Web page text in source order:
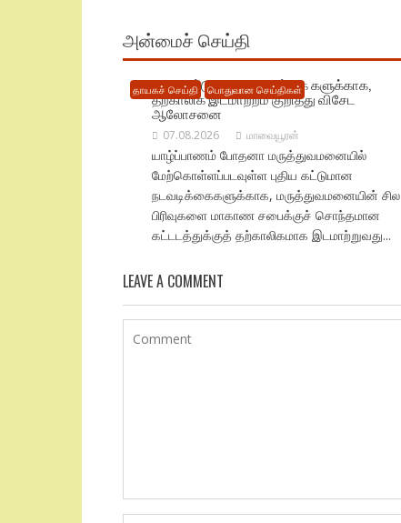
அன்மைச் செய்தி
தாயகச் செய்தி பொதுவான செய்திகள்
புதிய கட்டுமான நடவடிக்கை களுக்காக,
தற்காலிக இடமாற்றம் குறித்து விசேட
ஆலோசனை
07.08.2026 மாவையூரன்
யாழ்ப்பாணம் போதனா மருத்துவமனையில்
மேற்கொள்ளப்படவுள்ள புதிய கட்டுமான
நடவடிக்கைகளுக்காக, மருத்துவமனையின் சில
பிரிவுகளை மாகாண சபைக்குச் சொந்தமான
கட்டடத்துக்குத் தற்காலிகமாக இடமாற்றுவது...
LEAVE A COMMENT